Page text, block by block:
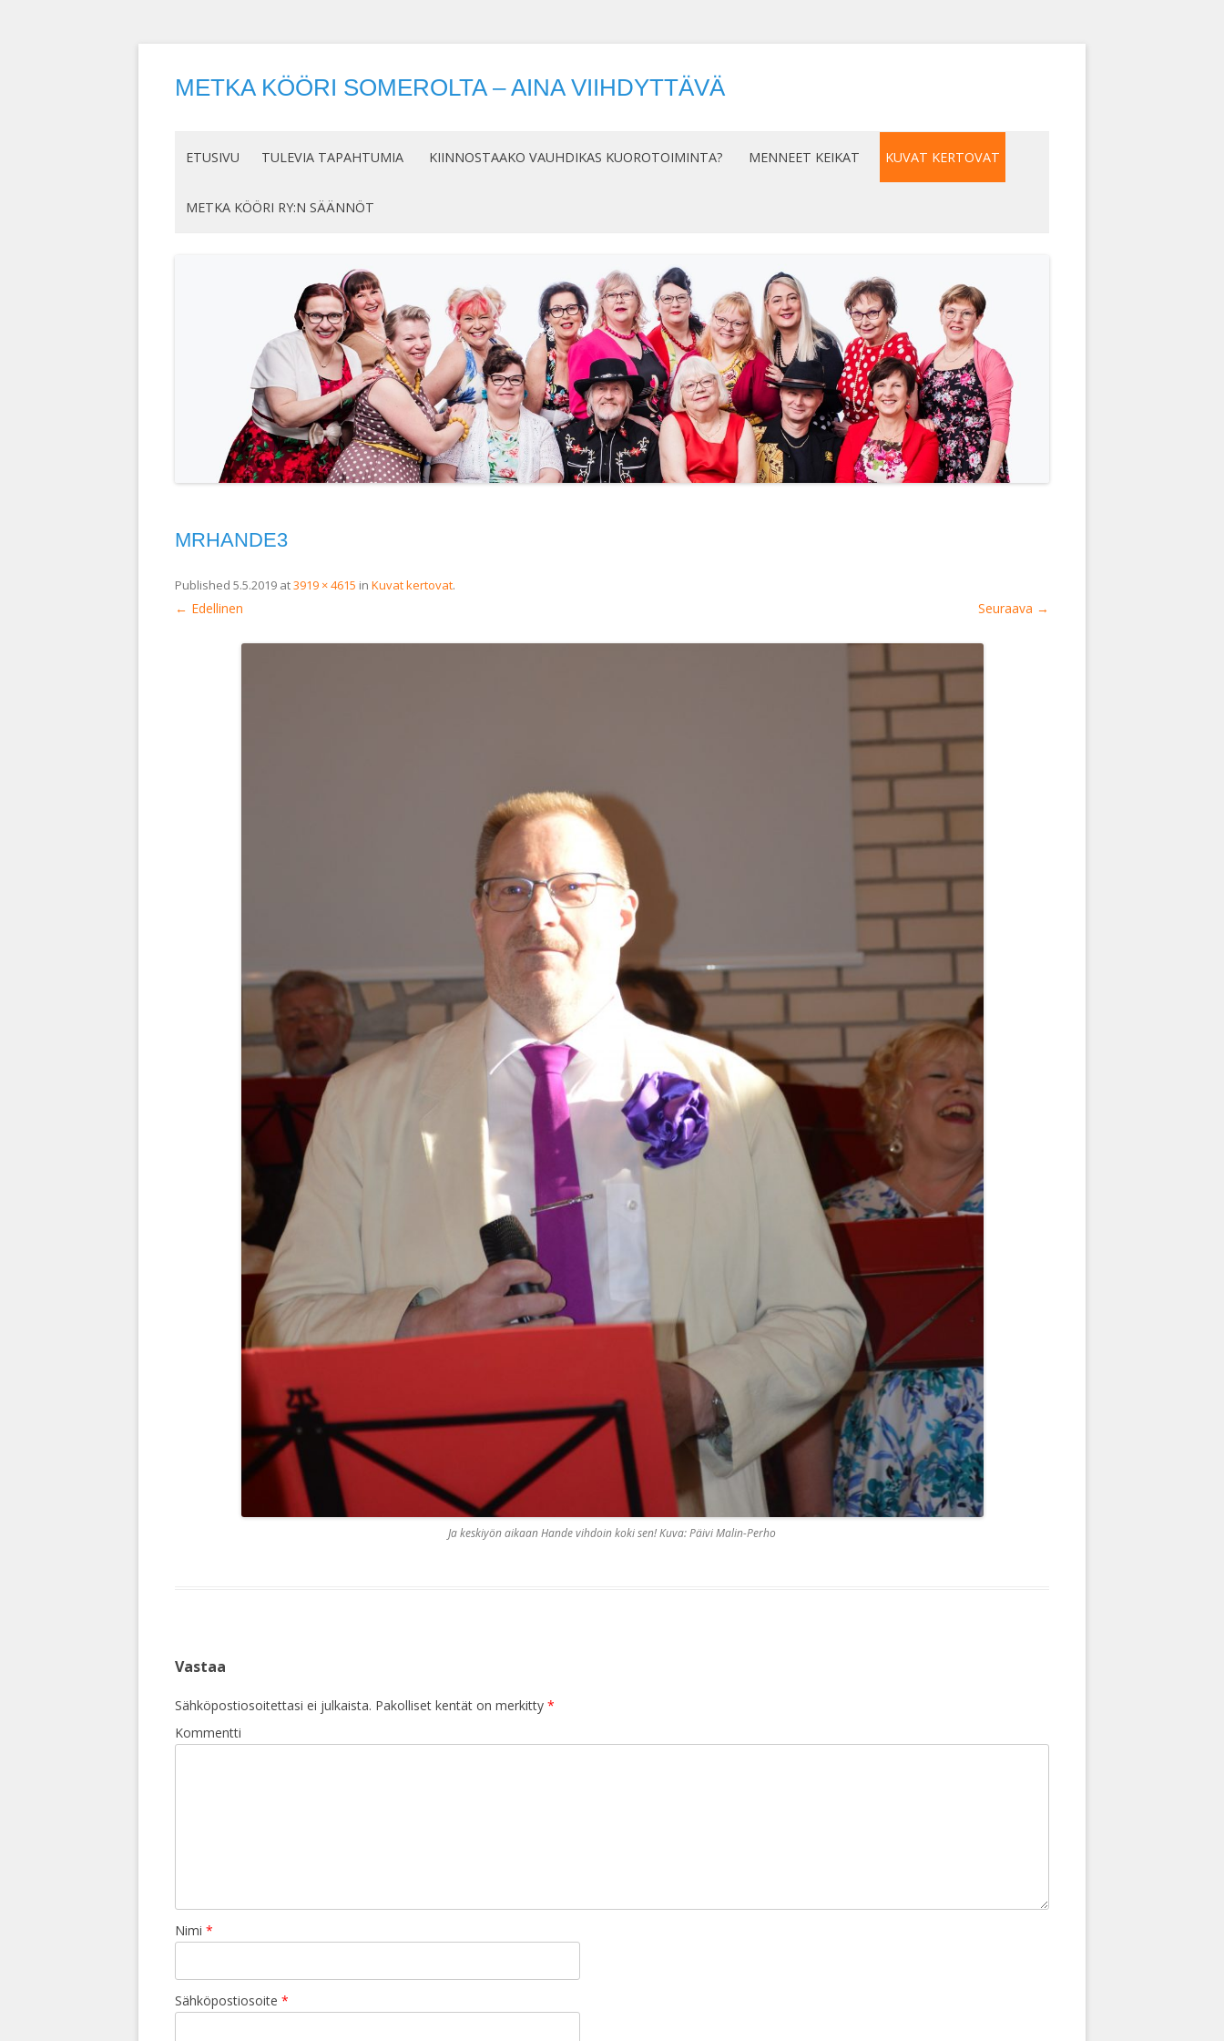
METKA KÖÖRI SOMEROLTA – AINA VIIHDYTTÄVÄ
sisältöön
ETUSIVU TULEVIA TAPAHTUMIA KIINNOSTAAKO VAUHDIKAS KUOROTOIMINTA? MENNEET KEIKAT KUVAT KERTOVAT
METKA KÖÖRI RY:N SÄÄNNÖT
MRHANDE3
Published 5.5.2019 at3919 × 4615 in Kuvat kertovat.
← Edellinen Seuraava →
Ja keskiyön aikaan Hande vihdoin koki sen! Kuva: Päivi Malin-Perho
Vastaa
Sähköpostiosoitettasi ei julkaista. Pakolliset kentät on merkitty *
Kommentti
Nimi *
Sähköpostiosoite *